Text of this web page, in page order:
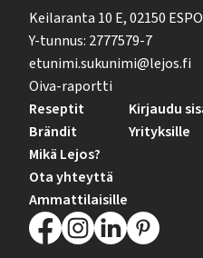
Keilaranta 10 E, 02150
Y-tunnus: 2777579-7
etunimi.sukunimi@lejos.fi
Oiva-raportti
Reseptit
Brändit
Mikä Lejos?
Ota yhteyttä
Ammattilaisille
Kirjaudu
Yrityksille